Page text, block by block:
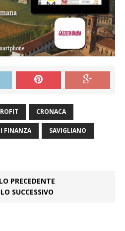
CRONACA
FINANZA SAVIGLIANO
PRECEDENTE
SUCCESSIVO